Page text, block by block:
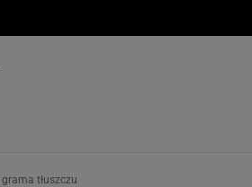
tłuszczu